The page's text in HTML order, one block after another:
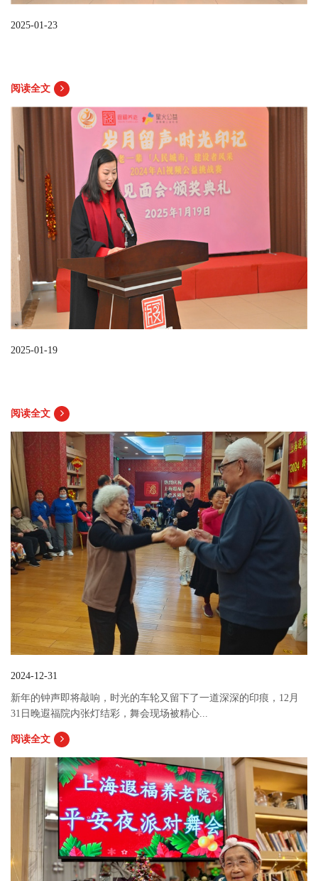
2025-01-23
阅读全文
2025-01-19
阅读全文
2024-12-31
新年的钟声即将敲响，时光的车轮又留下了一道深深的印痕，12月
31日晚遐福院内张灯结彩，舞会现场被精心...
阅读全文